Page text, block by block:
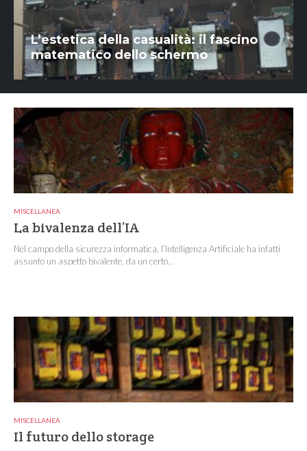
L’estetica della casualità: il fascino
matematico dello schermo
MISCELLANEA
La bivalenza dell’IA
Nel campo della sicurezza informatica, l’Intelligenza Artificiale ha infatti
assunto un aspetto bivalente, da un certo...
MISCELLANEA
Il futuro dello storage